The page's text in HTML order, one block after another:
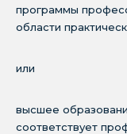
программы
области
или
высшее
соответствует